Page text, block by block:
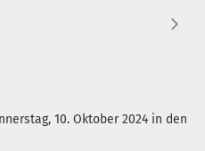
10. Oktober 2024 in den